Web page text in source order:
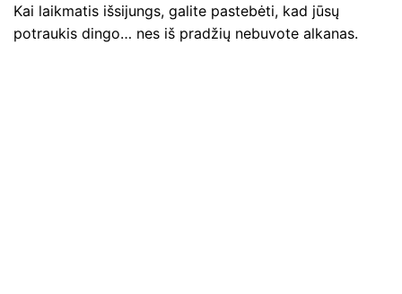
Kai laikmatis išsijungs, galite pastebėti, kad jūsų
potraukis dingo… nes iš pradžių nebuvote alkanas.